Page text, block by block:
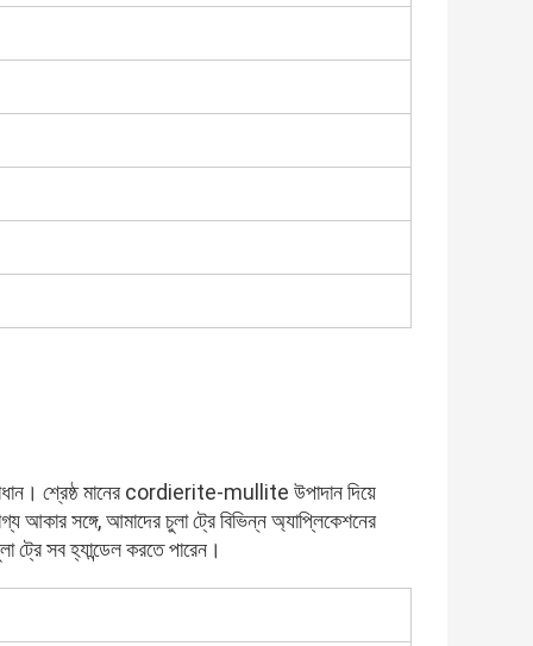
শ্রেষ্ঠ মানের cordierite-mullite উপাদান দিয়ে
আকার সঙ্গে, আমাদের চুলা ট্রে বিভিন্ন অ্যাপ্লিকেশনের
সব হ্যান্ডেল করতে পারেন।